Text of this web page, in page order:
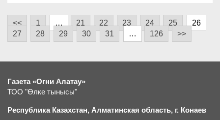
<< 1 … 21 22 23 24 25
26
27
28 29 30 31 … 126 >>
Газета «Огни Алатау»
ТОО "Өлке тынысы"
Республика Казахстан, Алматинская область, г. Конаев